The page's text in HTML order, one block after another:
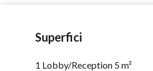
Superfici
1 Lobby/Reception 5 m²